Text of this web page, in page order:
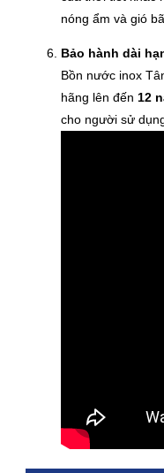
nóng ẩm và gió
Bảo hành dài
Bồn nước inox
hãng lên đến 12
cho người sử